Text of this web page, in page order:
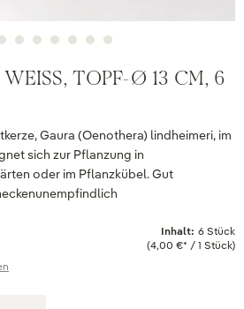
TOPF-Ø 13 CM, 6 P
Gaura (Oenothera) lindheimeri, im
sich zur Pflanzung in
oder im Pflanzkübel. Gut
Inhalt: 6 Stück
(4,00 €* / 1 Stück)